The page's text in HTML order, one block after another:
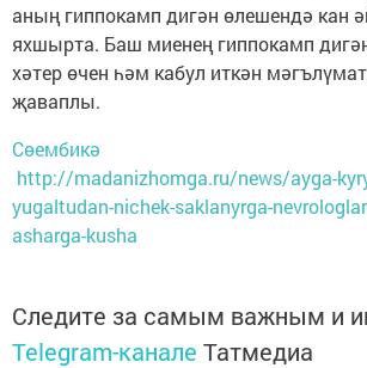
аның гиппокамп дигән өлешендә кан
яхшырта. Баш миенең гиппокамп
хәтер өчен һәм кабул иткән
җаваплы.
Сөембикә
http://madanizhomga.ru/news/ayga-
yugaltudan-nichek-saklanyrga-
asharga-kusha
Следите за самым важным и
Telegram-канале Татмедиа